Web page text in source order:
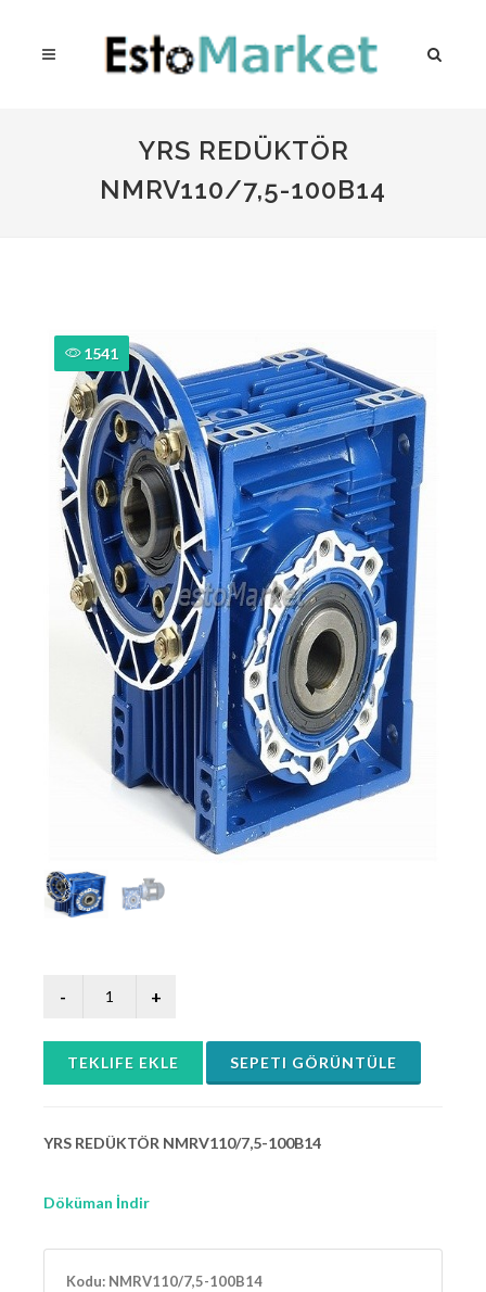
YRS REDÜKTÖR
NMRV110/7,5-100B14
1541
TEKLIFE EKLE SEPETI GÖRÜNTÜLE
YRS REDÜKTÖR NMRV110/7,5-100B14
Döküman İndir
Kodu: NMRV110/7,5-100B14